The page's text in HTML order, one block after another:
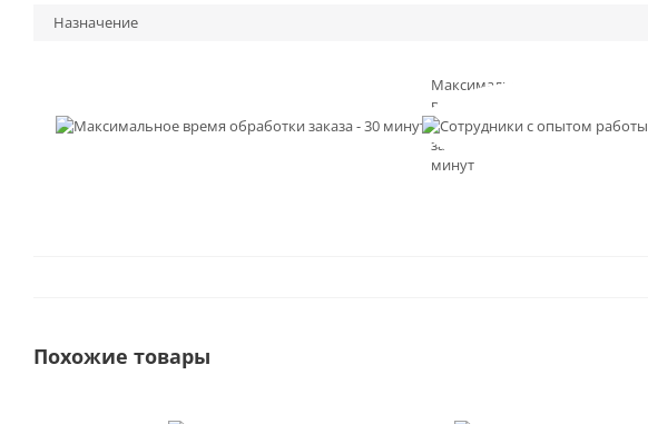
Назначение
Максимальное
время
обработки
заказа - 30
минут
Похожие товары